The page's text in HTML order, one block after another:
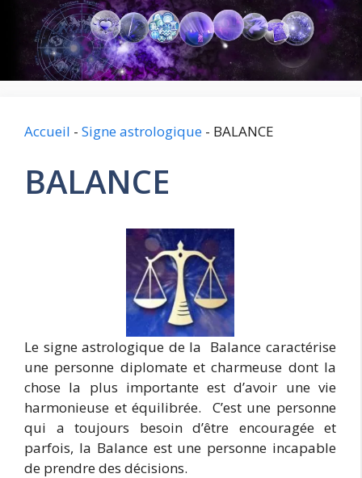
contenu
Accueil - Signe astrologique - BALANCE
BALANCE
Le signe astrologique de la Balance caractérise
une personne diplomate et charmeuse dont la
chose la plus importante est d’avoir une vie
harmonieuse et équilibrée. C’est une personne
qui a toujours besoin d’être encouragée et
parfois, la Balance est une personne incapable
de prendre des décisions.